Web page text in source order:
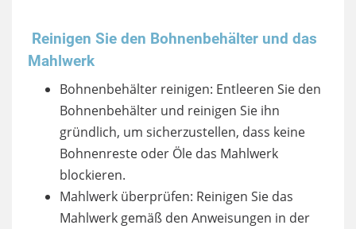
Reinigen Sie den Bohnenbehälter und das
Mahlwerk
Bohnenbehälter reinigen: Entleeren Sie den
Bohnenbehälter und reinigen Sie ihn
gründlich, um sicherzustellen, dass keine
Bohnenreste oder Öle das Mahlwerk
blockieren.
Mahlwerk überprüfen: Reinigen Sie das
Mahlwerk gemäß den Anweisungen in der